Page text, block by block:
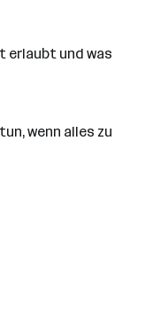
erlaubt und was
wenn alles zu